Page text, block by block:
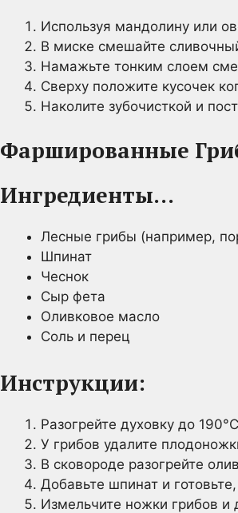
Используя мандолину или
В миске смешайте
Намажьте тонким слоем
Сверху положите кусочек
Наколите зубочисткой и
Фаршированные
Ингредиенты…
Лесные грибы (например,
Шпинат
Чеснок
Сыр фета
Оливковое масло
Соль и перец
Инструкции:
Разогрейте духовку до
У грибов удалите
В сковороде разогрейте
Добавьте шпинат и
Измельчите ножки грибов и